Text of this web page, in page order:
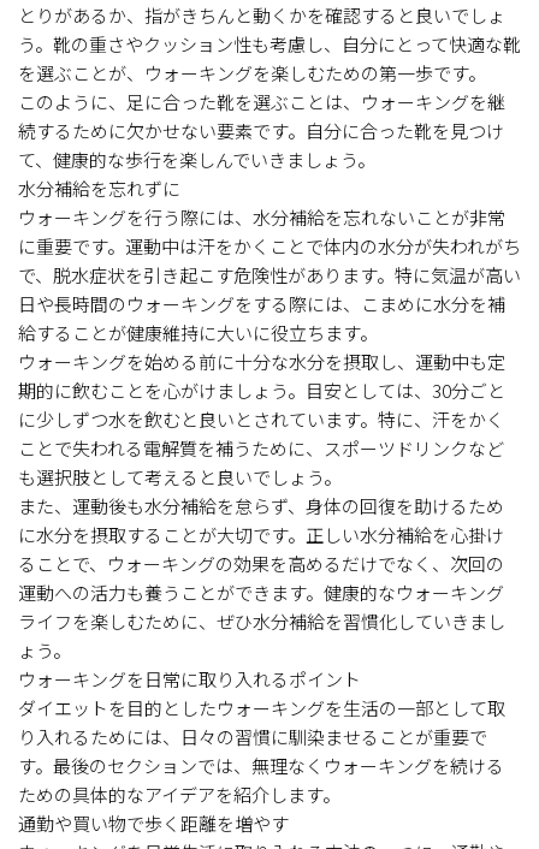
とりがあるか、指がきちんと動くかを確認すると良いでしょ
う。靴の重さやクッション性も考慮し、自分にとって快適な靴
を選ぶことが、ウォーキングを楽しむための第一歩です。
このように、足に合った靴を選ぶことは、ウォーキングを継
続するために欠かせない要素です。自分に合った靴を見つけ
て、健康的な歩行を楽しんでいきましょう。
水分補給を忘れずに
ウォーキングを行う際には、水分補給を忘れないことが非常
に重要です。運動中は汗をかくことで体内の水分が失われがち
で、脱水症状を引き起こす危険性があります。特に気温が高い
日や長時間のウォーキングをする際には、こまめに水分を補
給することが健康維持に大いに役立ちます。
ウォーキングを始める前に十分な水分を摂取し、運動中も定
期的に飲むことを心がけましょう。目安としては、30分ごと
に少しずつ水を飲むと良いとされています。特に、汗をかく
ことで失われる電解質を補うために、スポーツドリンクなど
も選択肢として考えると良いでしょう。
また、運動後も水分補給を怠らず、身体の回復を助けるため
に水分を摂取することが大切です。正しい水分補給を心掛け
ることで、ウォーキングの効果を高めるだけでなく、次回の
運動への活力も養うことができます。健康的なウォーキング
ライフを楽しむために、ぜひ水分補給を習慣化していきまし
ょう。
ウォーキングを日常に取り入れるポイント
ダイエットを目的としたウォーキングを生活の一部として取
り入れるためには、日々の習慣に馴染ませることが重要で
す。最後のセクションでは、無理なくウォーキングを続ける
ための具体的なアイデアを紹介します。
通勤や買い物で歩く距離を増やす